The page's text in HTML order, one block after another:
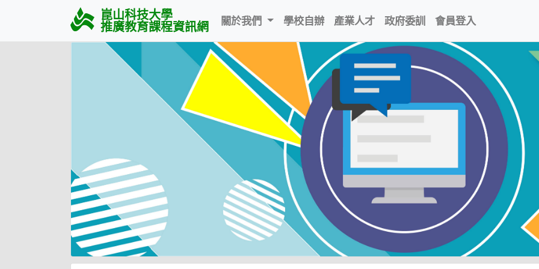
崑山科技大學
推廣教育課程資訊網 關於我們 學校自辦 產業人才 政府委訓 會員登入